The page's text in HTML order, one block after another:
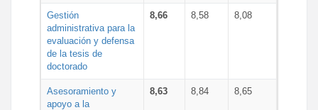
Gestión
administrativa para la
evaluación y defensa
de la tesis de
doctorado
8,66 8,58 8,08
Asesoramiento y
apoyo a la
8,63 8,84 8,65